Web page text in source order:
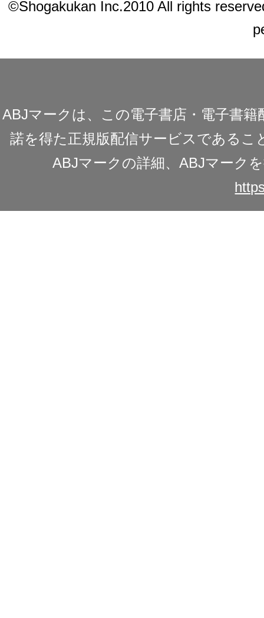
©Shogakukan Inc.2010 All rights
ABJマークは、この電子書店・電子書
諾を得た正規版配信サービスであるこ
ABJマークの詳細、ABJマーク